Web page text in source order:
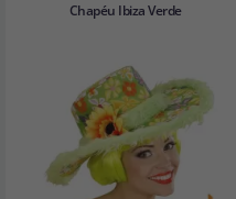
Chapéu Ibiza Verde